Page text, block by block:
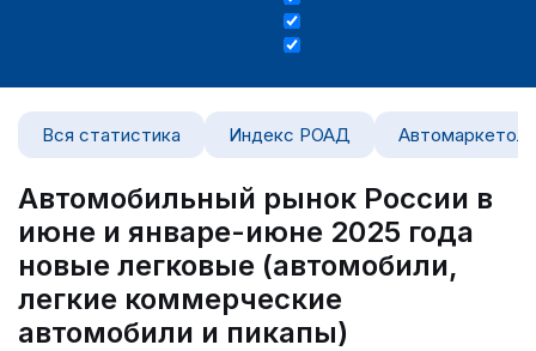
Вся статистика Индекс РОАД
Автомобильный рынок России в
июне и январе-июне 2025 года
новые легковые (автомобили,
легкие коммерческие
автомобили и пикапы)